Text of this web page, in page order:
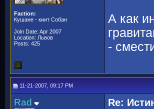
Faction:
Кушане - киит Собан
Join Date: Apr 2007
Location: Львов
Posts: 425
А как
-
11-21-2007, 09:17 PM
Rad Re: